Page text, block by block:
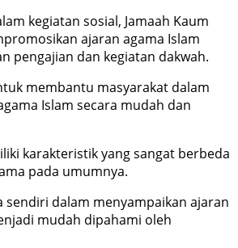
kegiatan sosial, Jamaah Kaum
ajaran agama Islam
pengajian dan kegiatan dakwah.
membantu masyarakat dalam
Islam secara mudah dan
karakteristik yang sangat berbeda
pada umumnya.
sendiri dalam menyampaikan ajaran
mudah dipahami oleh